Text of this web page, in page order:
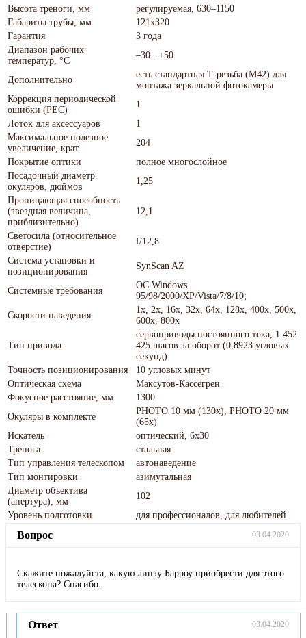
Высота треноги, мм
регулируемая, 630–1150
Габариты трубы, мм
121x320
Гарантия
3 года
Диапазон рабочих
температур, °С
–30...+50
Дополнительно
есть стандартная Т-резьба (М42) для
монтажа зеркальной фотокамеры
Коррекция периодической
ошибки (PEC)
1
Лоток для аксессуаров
1
Максимальное полезное
увеличение, крат
204
Покрытие оптики
полное многослойное
Посадочный диаметр
окуляров, дюймов
1,25
Проницающая способность
(звездная величина,
приблизительно)
12,1
Светосила (относительное
отверстие)
f/12,8
Система установки и
позиционирования
SynScan AZ
Системные требования
ОС Windows
95/98/2000/XP/Vista/7/8/10;
Скорости наведения
1x, 2x, 16x, 32x, 64x, 128x, 400x, 500x,
600x, 800x
Тип привода
сервоприводы постоянного тока, 1 452
425 шагов за оборот (0,8923 угловых
секунд)
Точность позиционирования
10 угловых минут
Оптическая схема
Максутов-Кассегрен
Фокусное расстояние, мм
1300
Окуляры в комплекте
PHOTO 10 мм (130х), PHOTO 20 мм
(65х)
Искатель
оптический, 6x30
Тренога
стальная
Тип управления телескопом
автонаведение
Тип монтировки
азимутальная
Диаметр объектива
(апертура), мм
102
Уровень подготовки
для профессионалов, для любителей
Вопрос 03.04.2020
Скажите пожалуйста, какую линзу Барроу приобрести для этого
телескопа? Спасибо.
Ответ 03.04.2020